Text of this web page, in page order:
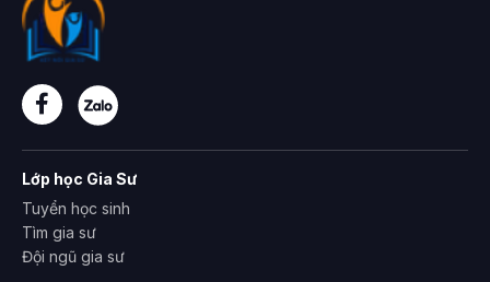
Lớp học Gia Sư
Tuyển học sinh
Tìm gia sư
Đội ngũ gia sư